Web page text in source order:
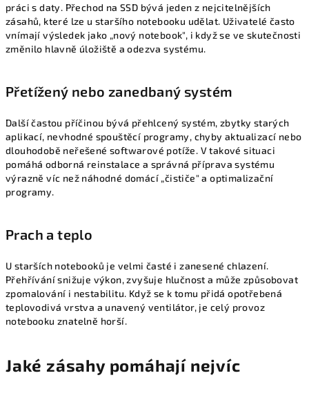
práci s daty. Přechod na SSD bývá jeden z nejcitelnějších
zásahů, které lze u staršího notebooku udělat. Uživatelé často
vnímají výsledek jako „nový notebook", i když se ve skutečnosti
změnilo hlavně úložiště a odezva systému.
Přetížený nebo zanedbaný systém
Další častou příčinou bývá přehlcený systém, zbytky starých
aplikací, nevhodné spouštěcí programy, chyby aktualizací nebo
dlouhodobě neřešené softwarové potíže. V takové situaci
pomáhá odborná reinstalace a správná příprava systému
výrazně víc než náhodné domácí „čističe" a optimalizační
programy.
Prach a teplo
U starších notebooků je velmi časté i zanesené chlazení.
Přehřívání snižuje výkon, zvyšuje hlučnost a může způsobovat
zpomalování i nestabilitu. Když se k tomu přidá opotřebená
teplovodivá vrstva a unavený ventilátor, je celý provoz
notebooku znatelně horší.
Jaké zásahy pomáhají nejvíc